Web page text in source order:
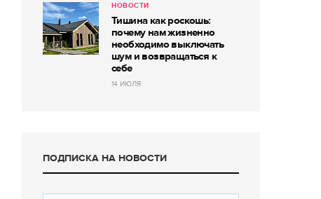
НОВОСТИ
Тишина как роскошь:
почему нам жизненно
необходимо выключать
шум и возвращаться к
себе
14 ИЮЛЯ
ПОДПИСКА НА НОВОСТИ